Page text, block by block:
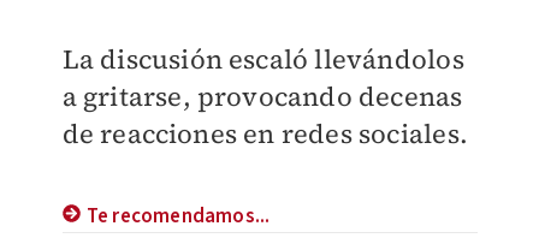
La discusión escaló llevándolos
a gritarse, provocando decenas
de reacciones en redes sociales.
Te recomendamos...